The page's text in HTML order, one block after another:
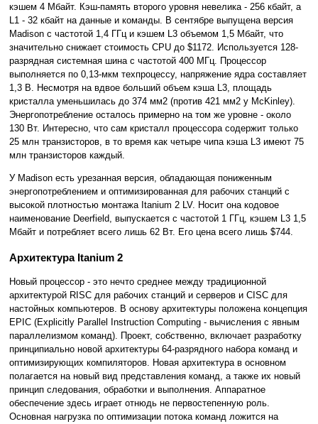
кэшем 4 Мбайт. Кэш-память второго уровня невелика - 256 кбайт, а
L1 - 32 кбайт на данные и команды. В сентябре выпущена версия
Madison с частотой 1,4 ГГц и кэшем L3 объемом 1,5 Мбайт, что
значительно снижает стоимость CPU до $1172. Используется 128-
разрядная системная шина с частотой 400 МГц. Процессор
выполняется по 0,13-мкм техпроцессу, напряжение ядра составляет
1,3 В. Несмотря на вдвое больший объем кэша L3, площадь
кристалла уменьшилась до 374 мм2 (против 421 мм2 у McKinley).
Энергопотребление осталось примерно на том же уровне - около
130 Вт. Интересно, что сам кристалл процессора содержит только
25 млн транзисторов, в то время как четыре чипа кэша L3 имеют 75
млн транзисторов каждый.
У Madison есть урезанная версия, обладающая пониженным
энергопотреблением и оптимизированная для рабочих станций с
высокой плотностью монтажа Itanium 2 LV. Носит она кодовое
наименование Deerfield, выпускается с частотой 1 ГГц, кэшем L3 1,5
Мбайт и потребляет всего лишь 62 Вт. Его цена всего лишь $744.
Архитектура Itanium 2
Новый процессор - это нечто среднее между традиционной
архитектурой RISC для рабочих станций и серверов и CISC для
настойных компьютеров. В основу архитектуры положена концепция
EPIC (Explicitly Parallel Instruction Computing - вычисления с явным
параллелизмом команд). Проект, собственно, включает разработку
принципиально новой архитектуры 64-разрядного набора команд и
оптимизирующих компиляторов. Новая архитектура в основном
полагается на новый вид представления команд, а также их новый
принцип следования, обработки и выполнения. Аппаратное
обеспечение здесь играет отнюдь не первостепенную роль.
Основная нагрузка по оптимизации потока команд ложится на